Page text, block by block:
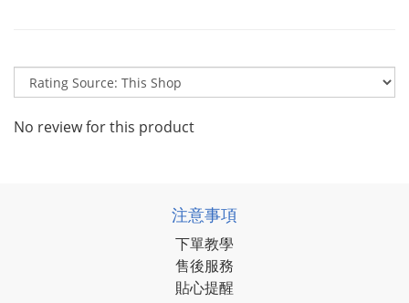
No review for this product
注意事項
下單教學
售後服務
貼心提醒